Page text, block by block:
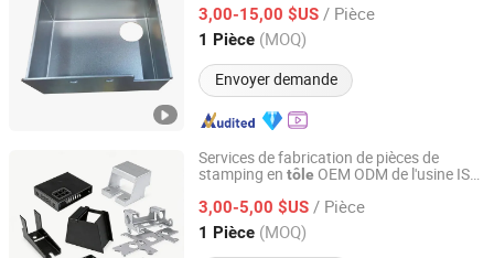
3,00-15,00 $US / Pièce
1 Pièce (MOQ)
Envoyer demande
Shanghai, China Depuis 2023
Services de fabrication de pièces de
stamping en tôle OEM ODM de l'usine ISO
3,00-5,00 $US / Pièce
1 Pièce (MOQ)
Jiangmen Yoco Co., Ltd.
Guangdong, China Depuis 2014